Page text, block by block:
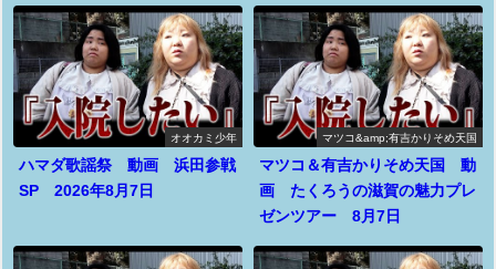
オオカミ少年
ハマダ歌謡祭 動画 浜田参戦
SP 2026年8月7日
マツコ&amp;有吉かりそめ天国
マツコ＆有吉かりそめ天国 動
画 たくろうの滋賀の魅力プレ
ゼンツアー 8月7日